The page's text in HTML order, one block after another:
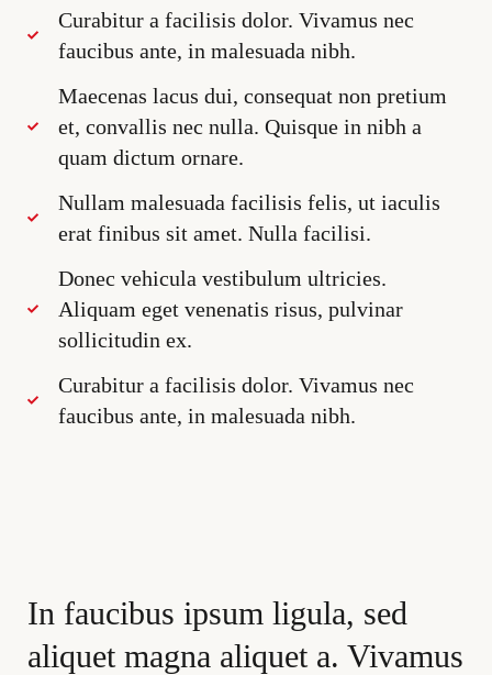
Curabitur a facilisis dolor. Vivamus nec
faucibus ante, in malesuada nibh.
Maecenas lacus dui, consequat non pretium
et, convallis nec nulla. Quisque in nibh a
quam dictum ornare.
Nullam malesuada facilisis felis, ut iaculis
erat finibus sit amet. Nulla facilisi.
Donec vehicula vestibulum ultricies.
Aliquam eget venenatis risus, pulvinar
sollicitudin ex.
Curabitur a facilisis dolor. Vivamus nec
faucibus ante, in malesuada nibh.
In faucibus ipsum ligula, sed
aliquet magna aliquet a. Vivamus